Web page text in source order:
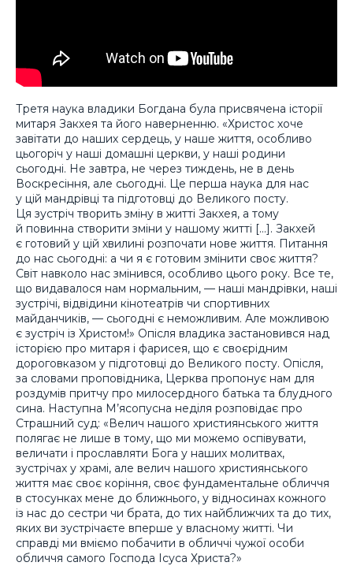
Третя наука владики Богдана була присвячена історії
митаря Закхея та його наверненню. «Христос хоче
завітати до наших сердець, у наше життя, особливо
цьогоріч у наші домашні церкви, у наші родини
сьогодні. Не завтра, не через тиждень, не в день
Воскресіння, але сьогодні. Це перша наука для нас
у цій мандрівці та підготовці до Великого посту.
Ця зустріч творить зміну в житті Закхея, а тому
й повинна створити зміни у нашому житті […]. Закхей
є готовий у цій хвилині розпочати нове життя. Питання
до нас сьогодні: а чи я є готовим змінити своє життя?
Світ навколо нас змінився, особливо цього року. Все те,
що видавалося нам нормальним, — наші мандрівки, наші
зустрічі, відвідини кінотеатрів чи спортивних
майданчиків, — сьогодні є неможливим. Але можливою
є зустріч із Христом!» Опісля владика застановився над
історією про митаря і фарисея, що є своєрідним
дороговказом у підготовці до Великого посту. Опісля,
за словами проповідника, Церква пропонує нам для
роздумів притчу про милосердного батька та блудного
сина. Наступна М’ясопусна неділя розповідає про
Страшний суд: «Велич нашого християнського життя
полягає не лише в тому, що ми можемо оспівувати,
величати і прославляти Бога у наших молитвах,
зустрічах у храмі, але велич нашого християнського
життя має своє коріння, своє фундаментальне обличчя
в стосунках мене до ближнього, у відносинах кожного
із нас до сестри чи брата, до тих найближчих та до тих,
яких ви зустрічаєте вперше у власному житті. Чи
справді ми вміємо побачити в обличчі чужої особи
обличчя самого Господа Ісуса Христа?»